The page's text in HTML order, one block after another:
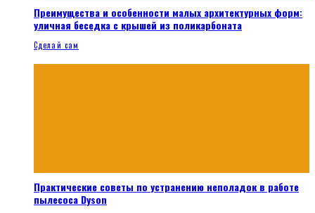
Преимущества и особенности малых архитектурных форм:
уличная беседка с крышей из поликарбоната
Сделай сам
Практические советы по устранению неполадок в работе
пылесоса Dyson